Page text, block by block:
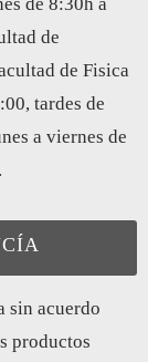
de
de Fisica
tardes de
a viernes de
sin acuerdo
productos